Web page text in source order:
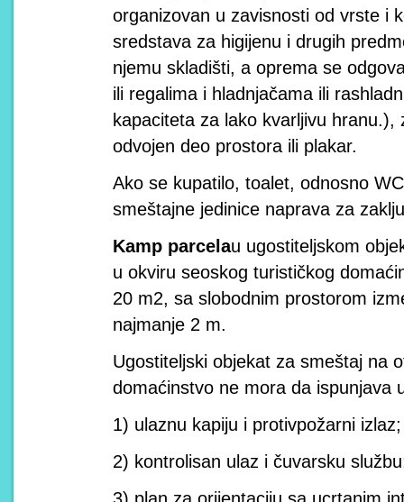
organizovan u zavisnosti od vrste i
sredstava za higijenu i drugih
njemu skladišti, a oprema se
ili regalima i hladnjačama ili
kapaciteta za lako kvarljivu
odvojen deo prostora ili plakar.
Ako se kupatilo, toalet, odnosno
smeštajne jedinice naprava za
Kamp parcelau ugostiteljskom
u okviru seoskog turističkog
20 m2, sa slobodnim prostorom
najmanje 2 m.
Ugostiteljski objekat za smeštaj na
domaćinstvo ne mora da ispunjava
1) ulaznu kapiju i protivpožarni izlaz;
2) kontrolisan ulaz i čuvarsku